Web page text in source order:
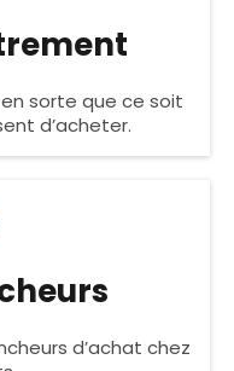
sorte que ce soit
d’acheter.
d’achat chez